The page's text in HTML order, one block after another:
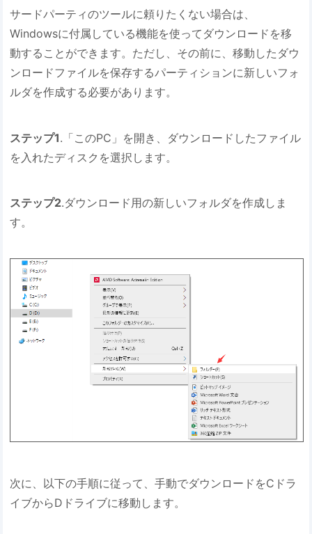
サードパーティのツールに頼りたくない場合は、
Windowsに付属している機能を使ってダウンロードを移
動することができます。ただし、その前に、移動したダウ
ンロードファイルを保存するパーティションに新しいフォ
ルダを作成する必要があります。
ステップ1.「このPC」を開き、ダウンロードしたファイル
を入れたディスクを選択します。
ステップ2.ダウンロード用の新しいフォルダを作成しま
す。
次に、以下の手順に従って、手動でダウンロードをCドラ
イブからDドライブに移動します。